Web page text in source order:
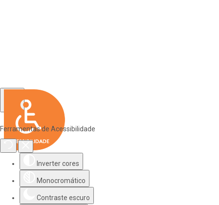
Ferramentas de Acessibilidade
Inverter cores
Monocromático
Contraste escuro